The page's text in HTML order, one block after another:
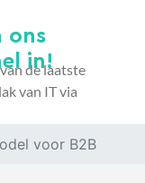
ons
in!
de laatste
van IT via
voor B2B